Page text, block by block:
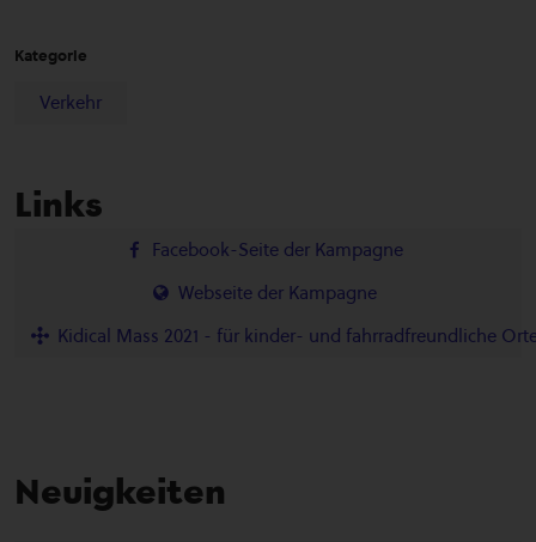
Kategorie
Verkehr
Links
Facebook-Seite der Kampagne
Webseite der Kampagne
Kidical Mass 2021 - für kinder- und fahrradfreundliche
Neuigkeiten